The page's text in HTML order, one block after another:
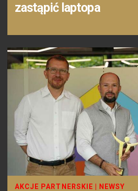
zastąpić laptopa
AKCJE PARTNERSKIE | NEWSY